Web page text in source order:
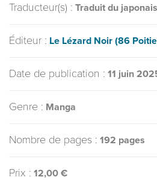
Traducteur(s) : Traduit du
Éditeur : Le Lézard Noir (86
Date de publication : 11 juin
Genre : Manga
Nombre de pages : 192 pages
Prix : 12,00 €